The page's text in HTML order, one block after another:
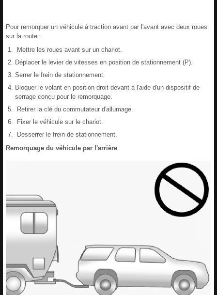
Pour remorquer un véhicule à traction avant par l'avant avec deux roues
sur la route :
Mettre les roues avant sur un chariot.
Déplacer le levier de vitesses en position de stationnement (P).
Serrer le frein de stationnement.
Bloquer le volant en position droit devant à l'aide d'un dispositif de
serrage conçu pour le remorquage.
Retirer la clé du commutateur d'allumage.
Fixer le véhicule sur le chariot.
Desserrer le frein de stationnement.
Remorquage du véhicule par l'arrière